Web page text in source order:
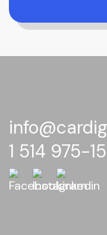
1 514 975-